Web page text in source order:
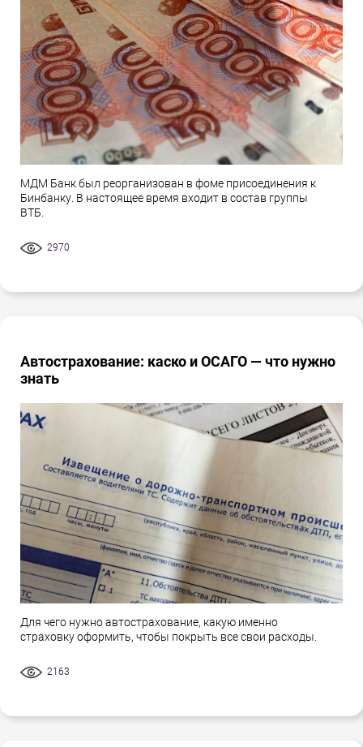
МДМ Банк был реорганизован в фоме присоединения к
Бинбанку. В настоящее время входит в состав группы
ВТБ.
2970
Автострахование: каско и ОСАГО — что нужно
знать
Для чего нужно автострахование, какую именно
страховку оформить, чтобы покрыть все свои расходы.
2163